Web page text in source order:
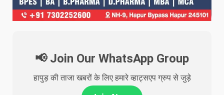
📢 Join Our WhatsApp Group
हापुड़ की ताजा खबरों के लिए हमारे व्हाट्सएप ग्रुप से जुड़े